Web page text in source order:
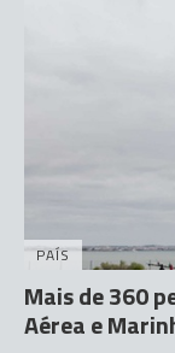
PAÍS
Mais de 360
Aérea e